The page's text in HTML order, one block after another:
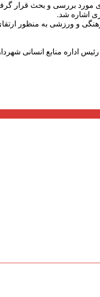
مورد بررسی و بحث قرار
اشاره شد.
و ورزشی به منظور
اداره منابع انسانی